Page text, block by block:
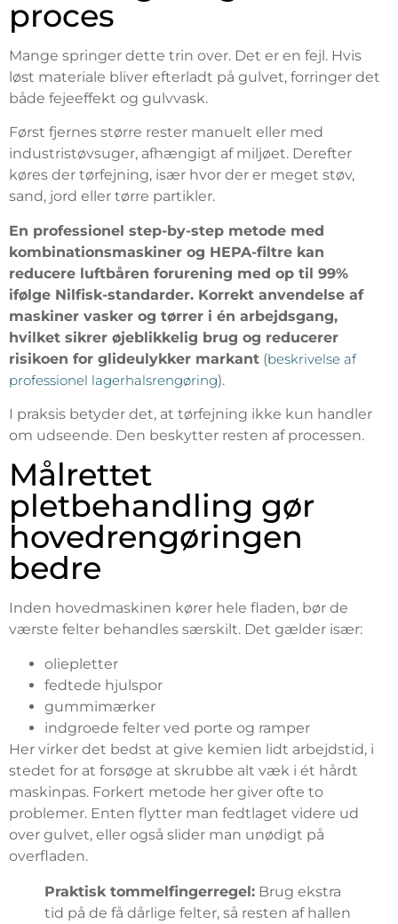
proces
Mange springer dette trin over. Det er en fejl. Hvis
løst materiale bliver efterladt på gulvet, forringer det
både fejeeffekt og gulvvask.
Først fjernes større rester manuelt eller med
industristøvsuger, afhængigt af miljøet. Derefter
køres der tørfejning, især hvor der er meget støv,
sand, jord eller tørre partikler.
En professionel step-by-step metode med
kombinationsmaskiner og HEPA-filtre kan
reducere luftbåren forurening med op til 99%
ifølge Nilfisk-standarder. Korrekt anvendelse af
maskiner vasker og tørrer i én arbejdsgang,
hvilket sikrer øjeblikkelig brug og reducerer
risikoen for glideulykker markant (beskrivelse af
professionel lagerhalsrengøring).
I praksis betyder det, at tørfejning ikke kun handler
om udseende. Den beskytter resten af processen.
Målrettet
pletbehandling gør
hovedrengøringen
bedre
Inden hovedmaskinen kører hele fladen, bør de
værste felter behandles særskilt. Det gælder især:
oliepletter
fedtede hjulspor
gummimærker
indgroede felter ved porte og ramper
Her virker det bedst at give kemien lidt arbejdstid, i
stedet for at forsøge at skrubbe alt væk i ét hårdt
maskinpas. Forkert metode her giver ofte to
problemer. Enten flytter man fedtlaget videre ud
over gulvet, eller også slider man unødigt på
overfladen.
Praktisk tommelfingerregel: Brug ekstra
tid på de få dårlige felter, så resten af hallen